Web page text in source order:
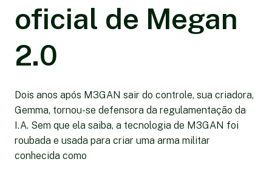
oficial de Megan
2.0
Dois anos após M3GAN sair do controle, sua criadora,
Gemma, tornou-se defensora da regulamentação da
I.A. Sem que ela saiba, a tecnologia de M3GAN foi
roubada e usada para criar uma arma militar
conhecida como